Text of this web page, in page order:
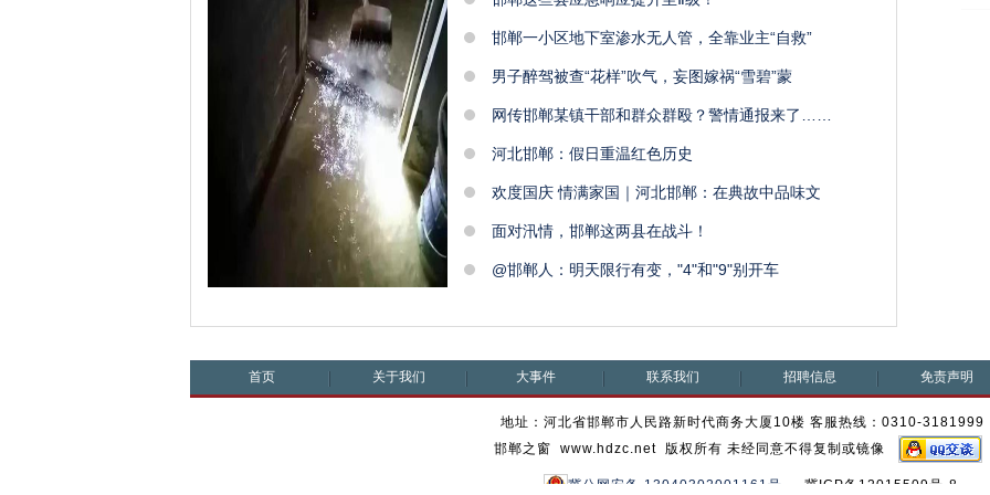
邯郸一小区地下室渗水无人管，全靠业主“自救”
男子醉驾被查“花样”吹气，妄图嫁祸“雪碧”蒙
网传邯郸某镇干部和群众群殴？警情通报来了……
河北邯郸：假日重温红色历史
欢度国庆 情满家国｜河北邯郸：在典故中品味文
面对汛情，邯郸这两县在战斗！
@邯郸人：明天限行有变，"4"和"9"别开车
首页 关于我们 大事件 联系我们 招聘信息 免责声明
地址：河北省邯郸市人民路新时代商务大厦10楼 客服热线：0310-3181999
邯郸之窗 www.hdzc.net 版权所有 未经同意不得复制或镜像
冀公网安备 13040302001161号 冀ICP备12015509号-8